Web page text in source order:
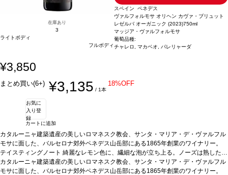
在庫あり
3
ライトボディ
フルボディ
スペイン ペネデス
ヴァルフォルモサ オリヘン カヴァ・ブリュット
レゼルバ オーガニック (2023)750ml
マッジア・ヴァルフォルモサ
葡萄品種:
チャレロ, マカベオ, パレリャーダ
¥3,850
まとめ買い(6+) ¥3,135 / 1本
18%OFF
お気に
入り登
録
カートに追加
カタルーニャ建築遺産の美しいロマネスク教会、サンタ・マリア・デ・ヴァルフル
モサに面した、バルセロナ郊外ペネデス山岳部にある1865年創業のワイナリー。
テイスティングノート 綺麗なレモン色に、繊細な泡が立ち上る。ノーズは熟した白
果実（黄色リンゴ）を示し、熟成によるアーモンドのニュアンスと絡み合う。口に
含むと、心地よい滑らかさが広がり、熟した果実味を感じる。柔らかいナッツやペ
カタルーニャ建築遺産の美しいロマネスク教会、サンタ・マリア・デ・ヴァルフル
モサに面した、バルセロナ郊外ペネデス山岳部にある1865年創業のワイナリー。